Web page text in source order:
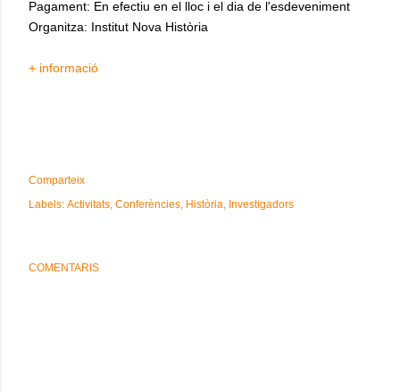
Pagament: En efectiu en el lloc i el dia de l'esdeveniment
Organitza: Institut Nova Història
+ informació
Comparteix
Labels: Activitats Conferències Història Investigadors
COMENTARIS